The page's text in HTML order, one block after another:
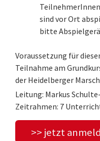
sind vor Ort
bitte
Voraussetzung für
Teilnahme am
der Heidelberger
Leitung: Markus
Zeitrahmen: 7
>> jetzt